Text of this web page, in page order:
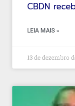
CBDN
LEIA MAIS »
13 de dezembro